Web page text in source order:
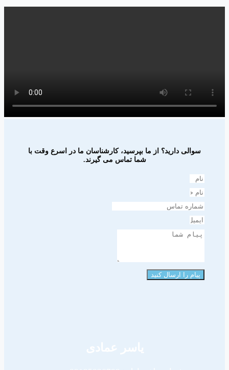
سوالی دارید؟ از ما بپرسید، کارشناسان ما در اسرع وقت با
شما تماس می گیرند.
پیام را ارسال کنید